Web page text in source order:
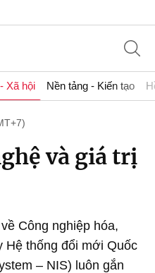
Xã hội Nền tảng - Kiến tạo
và giá trị
Công nghiệp hóa,
Hệ thống đổi mới Quốc
– NIS) luôn gắn